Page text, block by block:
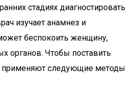
стадиях диагностировать
изучает анамнез и
беспокоить женщину,
органов. Чтобы поставить
применяют следующие методы